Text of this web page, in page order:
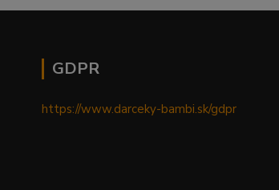
GDPR
https://www.darceky-bambi.sk/gdpr